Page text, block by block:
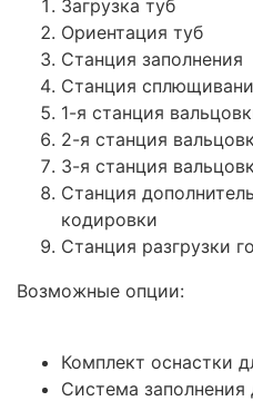
Загрузка туб
Ориентация туб
Станция заполнения
Станция
1-я станция
2-я станция
3-я станция
Станция
кодировки
Станция разгрузки
Возможные опции:
Комплект оснастки
Система заполнения